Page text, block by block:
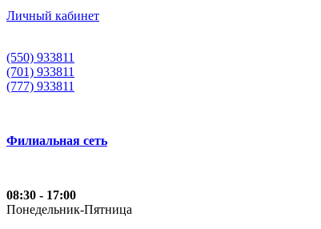
Личный кабинет
(550) 933811
(701) 933811
(777) 933811
Филиальная сеть
08:30 - 17:00
Понедельник-Пятница